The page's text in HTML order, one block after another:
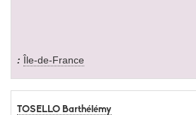
Île-de-France
TOSELLO Barthélémy